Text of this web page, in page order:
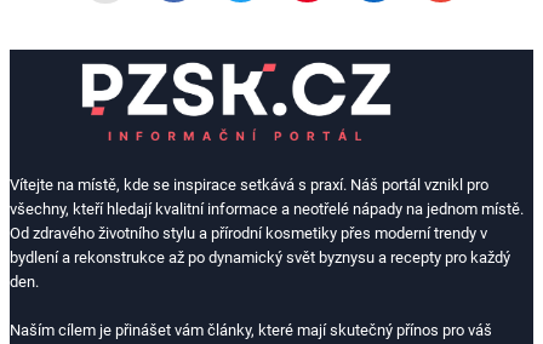
Vítejte na místě, kde se inspirace setkává s praxí. Náš portál vznikl pro
všechny, kteří hledají kvalitní informace a neotřelé nápady na jednom místě.
Od zdravého životního stylu a přírodní kosmetiky přes moderní trendy v
bydlení a rekonstrukce až po dynamický svět byznysu a recepty pro každý
den.
Naším cílem je přinášet vám články, které mají skutečný přínos pro váš